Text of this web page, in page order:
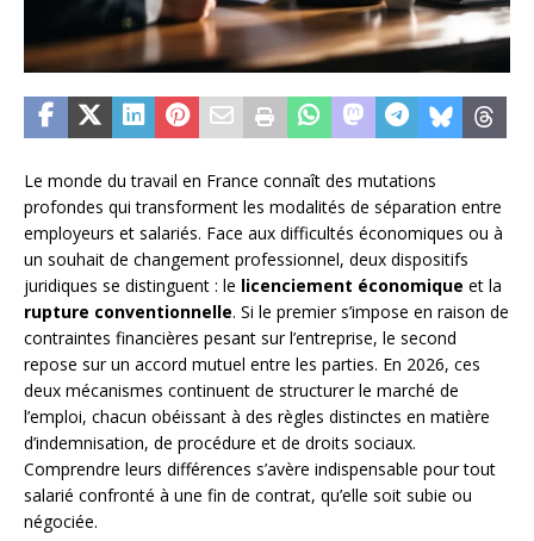
Le monde du travail en France connaît des mutations
profondes qui transforment les modalités de séparation entre
employeurs et salariés. Face aux difficultés économiques ou à
un souhait de changement professionnel, deux dispositifs
juridiques se distinguent : le licenciement économique et la
rupture conventionnelle. Si le premier s’impose en raison de
contraintes financières pesant sur l’entreprise, le second
repose sur un accord mutuel entre les parties. En 2026, ces
deux mécanismes continuent de structurer le marché de
l’emploi, chacun obéissant à des règles distinctes en matière
d’indemnisation, de procédure et de droits sociaux.
Comprendre leurs différences s’avère indispensable pour tout
salarié confronté à une fin de contrat, qu’elle soit subie ou
négociée.